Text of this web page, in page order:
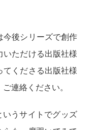
今後シリーズで創作
いただける出版社様
てくださる出版社様
連絡ください。
うサイトでグッズ